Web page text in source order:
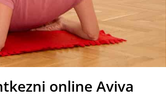
online Aviva